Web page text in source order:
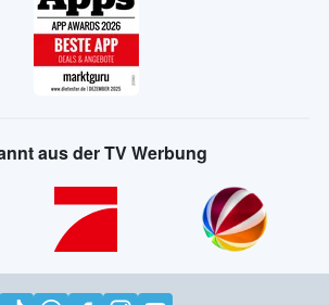
aus der TV Werbung